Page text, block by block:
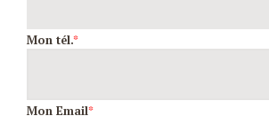
Mon tél.*
Mon Email*